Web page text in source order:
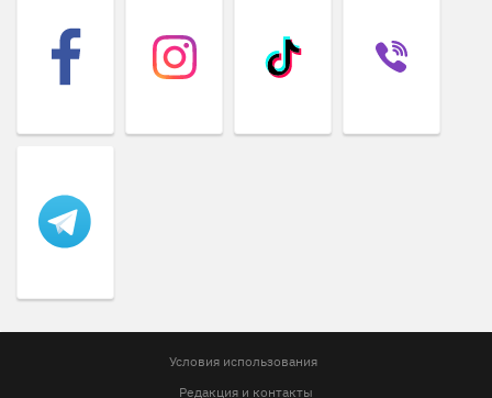
Условия использования
Редакция и контакты